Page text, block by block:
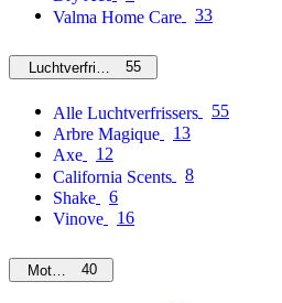
Valma Home Care
33
Luchtverfrissers55
Alle Luchtverfrissers
55
Arbre Magique
13
Axe
12
California Scents
8
Shake
6
Vinove
16
Motorolie40